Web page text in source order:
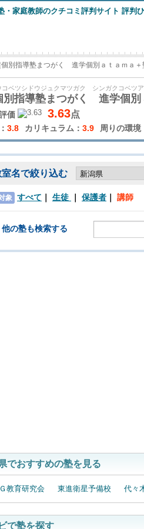
個別指導塾まつがく 進学個別ａｔａｍａ＋
コベツシドウジュクマツガク シンガクコベツ
別指導塾まつがく 進学個別
価 3.63点
3.8 カリキュラム： 3.9 周りの環境
室名で絞り込む
象 すべて 生徒 保護者 講師
他の塾も検索する
でおすすめの塾を見る
教育研究会 東進衛星予備校 代々
で塾を探す